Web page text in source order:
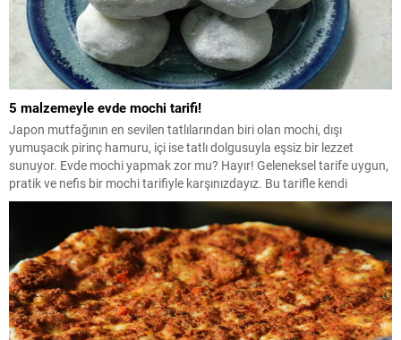
5 malzemeyle evde mochi tarifi!
Japon mutfağının en sevilen tatlılarından biri olan mochi, dışı
yumuşacık pirinç hamuru, içi ise tatlı dolgusuyla eşsiz bir lezzet
sunuyor. Evde mochi yapmak zor mu? Hayır! Geleneksel tarife uygun,
pratik ve nefis bir mochi tarifiyle karşınızdayız. Bu tarifle kendi
mutfağınızda mochi keyfi yaşayabilirsiniz!